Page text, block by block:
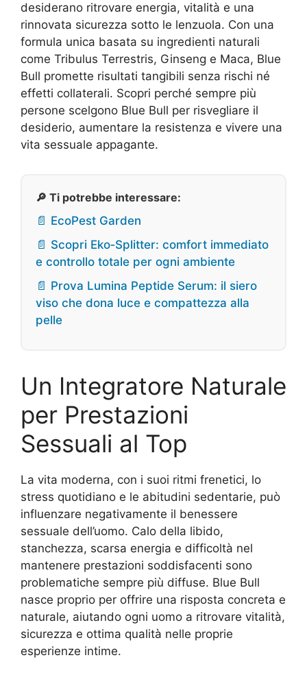
desiderano ritrovare energia, vitalità e una
rinnovata sicurezza sotto le lenzuola. Con una
formula unica basata su ingredienti naturali
come Tribulus Terrestris, Ginseng e Maca, Blue
Bull promette risultati tangibili senza rischi né
effetti collaterali. Scopri perché sempre più
persone scelgono Blue Bull per risvegliare il
desiderio, aumentare la resistenza e vivere una
vita sessuale appagante.
🔎 Ti potrebbe interessare:
📄 EcoPest Garden
📄 Scopri Eko‑Splitter: comfort immediato
e controllo totale per ogni ambiente
📄 Prova Lumina Peptide Serum: il siero
viso che dona luce e compattezza alla
pelle
Un Integratore Naturale
per Prestazioni
Sessuali al Top
La vita moderna, con i suoi ritmi frenetici, lo
stress quotidiano e le abitudini sedentarie, può
influenzare negativamente il benessere
sessuale dell’uomo. Calo della libido,
stanchezza, scarsa energia e difficoltà nel
mantenere prestazioni soddisfacenti sono
problematiche sempre più diffuse. Blue Bull
nasce proprio per offrire una risposta concreta e
naturale, aiutando ogni uomo a ritrovare vitalità,
sicurezza e ottima qualità nelle proprie
esperienze intime.